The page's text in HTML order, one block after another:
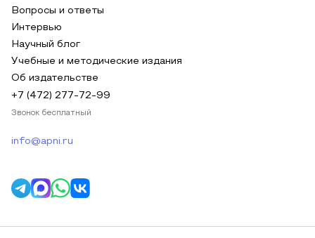
Вопросы и ответы
Интервью
Научный блог
Учебные и методические издания
Об издательстве
+7 (472) 277-72-99
Звонок бесплатный
info@apni.ru